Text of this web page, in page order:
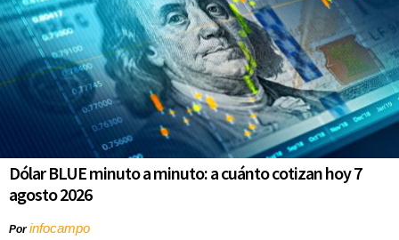
Dólar BLUE minuto a minuto: a cuánto cotizan hoy 7
agosto 2026
Porinfocampo